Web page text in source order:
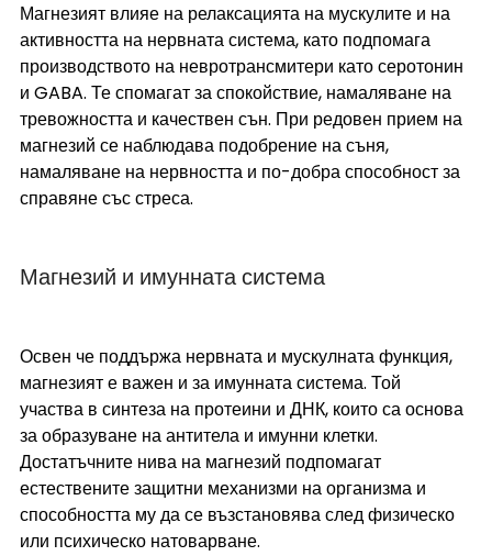
Магнезият влияе на релаксацията на мускулите и на
активността на нервната система, като подпомага
производството на невротрансмитери като серотонин
и GABA. Те спомагат за спокойствие, намаляване на
тревожността и качествен сън. При редовен прием на
магнезий се наблюдава подобрение на съня,
намаляване на нервността и по-добра способност за
справяне със стреса.
Магнезий и имунната система
Освен че поддържа нервната и мускулната функция,
магнезият е важен и за имунната система. Той
участва в синтеза на протеини и ДНК, които са основа
за образуване на антитела и имунни клетки.
Достатъчните нива на магнезий подпомагат
естествените защитни механизми на организма и
способността му да се възстановява след физическо
или психическо натоварване.